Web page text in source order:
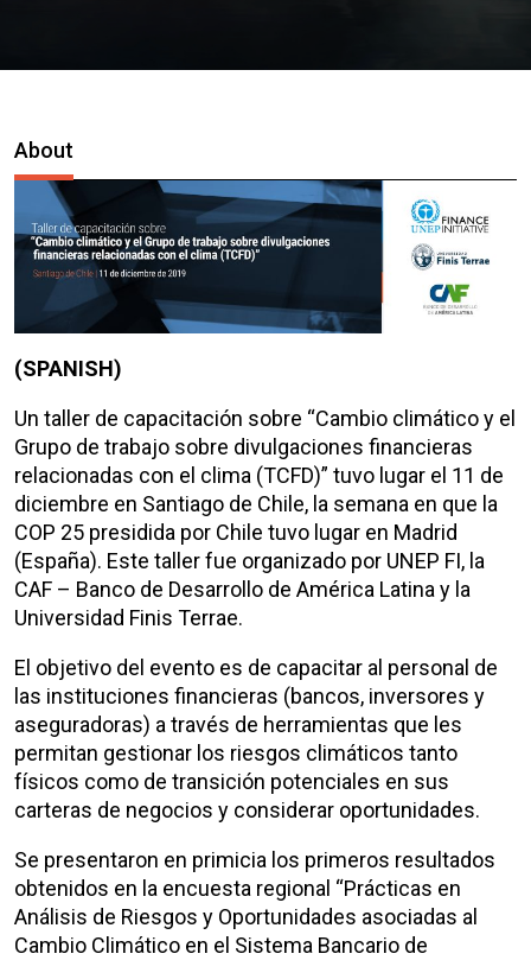
About
(SPANISH)
Un taller de capacitación sobre “Cambio climático y el
Grupo de trabajo sobre divulgaciones financieras
relacionadas con el clima (TCFD)” tuvo lugar el 11 de
diciembre en Santiago de Chile, la semana en que la
COP 25 presidida por Chile tuvo lugar en Madrid
(España). Este taller fue organizado por UNEP FI, la
CAF – Banco de Desarrollo de América Latina y la
Universidad Finis Terrae.
El objetivo del evento es de capacitar al personal de
las instituciones financieras (bancos, inversores y
aseguradoras) a través de herramientas que les
permitan gestionar los riesgos climáticos tanto
físicos como de transición potenciales en sus
carteras de negocios y considerar oportunidades.
Se presentaron en primicia los primeros resultados
obtenidos en la encuesta regional “Prácticas en
Análisis de Riesgos y Oportunidades asociadas al
Cambio Climático en el Sistema Bancario de